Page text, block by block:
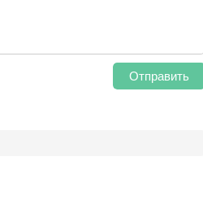
Отправить